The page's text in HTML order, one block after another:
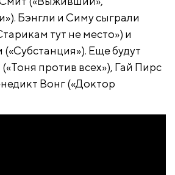
Бэнгли и Симу сыграли
тут не место») и
Еще будут
против всех»), Гай Пирс
Вонг («Доктор